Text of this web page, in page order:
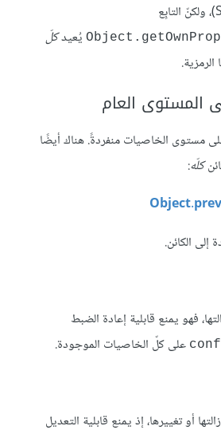
يُعيدكلّ
المستوى العام
مستوى الخاصيات منفردةً. هناك أيضًا
كلّه:
الكائن.
فهو يمنع قابلية إعادة الضبط
على كلّ الخاصيات الموجودة.
أو تغييرها، إذ يمنع قابلية التعديل